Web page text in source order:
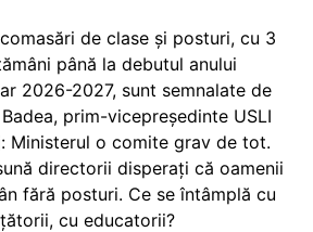
de clase și posturi, cu 3
până la debutul anului
2026-2027, sunt semnalate de
prim-vicepreședinte USLI
Ministerul o comite grav de tot.
directorii disperați că oamenii
fără posturi. Ce se întâmplă cu
cu educatorii?